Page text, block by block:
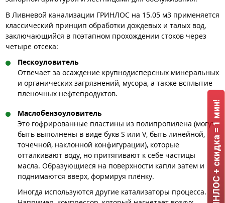
В Ливневой канализации ГРИНЛОС на 15.05 м3 применяется
классический принцип обработки дождевых и талых вод,
заключающийся в поэтапном прохождении стоков через
четыре отсека:
Пескоуловитель
Отвечает за осаждение крупнодисперсных минеральных
и органических загрязнений, мусора, а также всплытие
пленочных нефтепродуктов.
Маслобензоуловитель
Это гофрированные пластины из полипропилена (могут
быть выполнены в виде букв S или V, быть линейной,
точечной, наклонной конфигурации), которые
отталкивают воду, но притягивают к себе частицы
масла. Образующиеся на поверхности капли затем и
поднимаются вверх, формируя плёнку.
Иногда используются другие катализаторы процесса. ГРИНЛОС + скидка = 1 мин!